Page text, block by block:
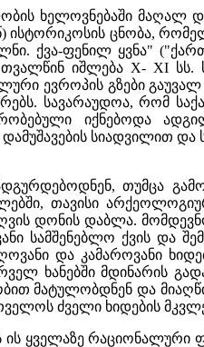
ხელოვნებაში მაღალ
ისტორიკოსის ცნობა,
ქვა-ფენილ ყვნა"
თვალწინ იშლება X- XI
ევროპის გზები
სავარაუდოა, რომ
იქნებოდა
სიადვილით და
თუმცა
თავისი
დონის დაბლა.
სამშენებლო ქვის და
და კამაროვანი
ხანებში მდინარის
მატულობდნენ და
ძველი ხიდების
ის ყველაზე რაციონალური